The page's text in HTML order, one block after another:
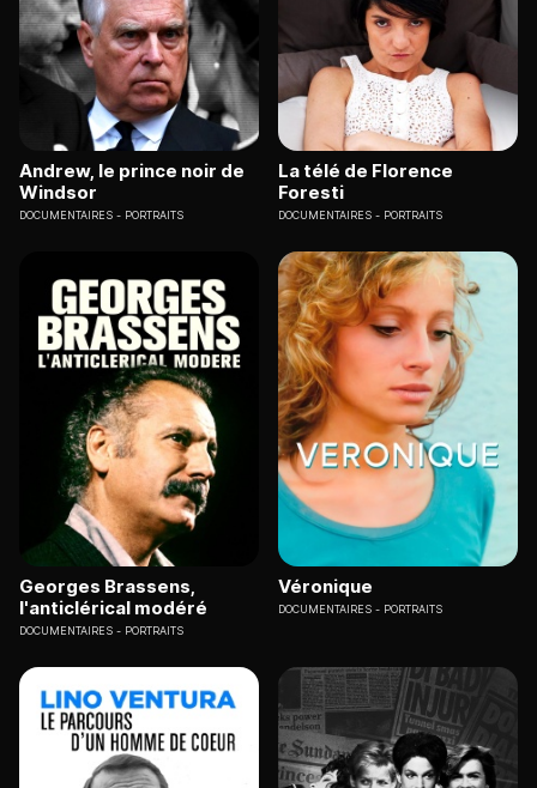
Andrew, le prince noir de
Windsor
DOCUMENTAIRES PORTRAITS
La télé de Florence
Foresti
DOCUMENTAIRES PORTRAITS
Georges Brassens,
l'anticlérical modéré
DOCUMENTAIRES PORTRAITS
Véronique
DOCUMENTAIRES PORTRAITS